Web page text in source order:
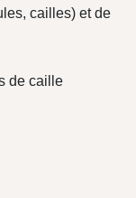
cailles) et de
de caille